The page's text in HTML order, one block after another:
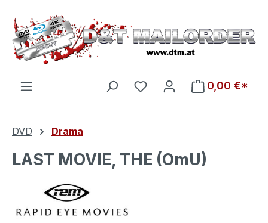
Zum Hauptinhalt springen
Du hast 0 Produkte auf
0,00 €*
DVD Drama
LAST MOVIE, THE (OmU)